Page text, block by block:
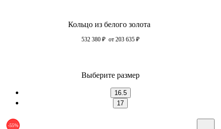
Кольцо из белого золота
532 380 ₽ от 203 635 ₽
Выберите размер
16.5
17
-55%